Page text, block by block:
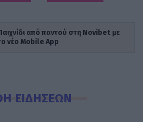
από παντού στη Novibet με
νέο Mobile App
ΕΙΔΗΣΕΩΝ